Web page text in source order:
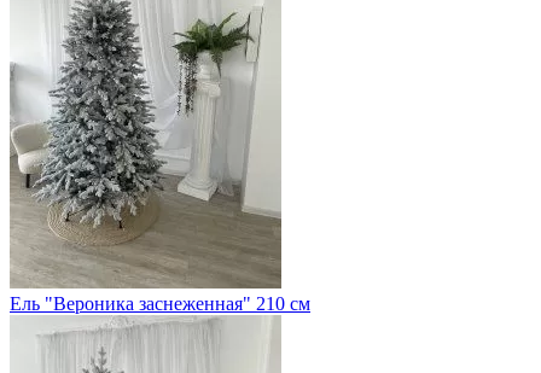
Ель "Вероника заснеженная" 210 см